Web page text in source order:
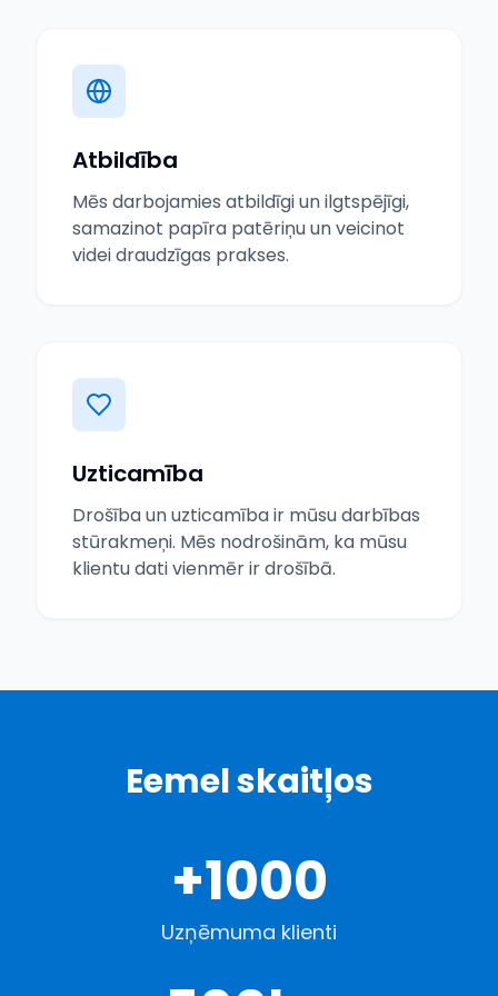
Atbildība
Mēs darbojamies atbildīgi un ilgtspējīgi,
samazinot papīra patēriņu un veicinot
videi draudzīgas prakses.
Uzticamība
Drošība un uzticamība ir mūsu darbības
stūrakmeņi. Mēs nodrošinām, ka mūsu
klientu dati vienmēr ir drošībā.
Eemel skaitļos
+1000
Uzņēmuma klienti